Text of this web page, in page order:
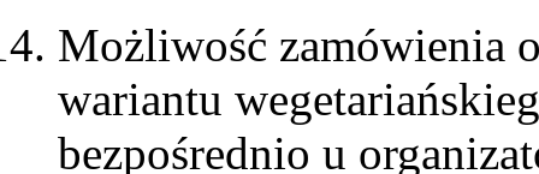
Możliwość zamówienia
wariantu
bezpośrednio u